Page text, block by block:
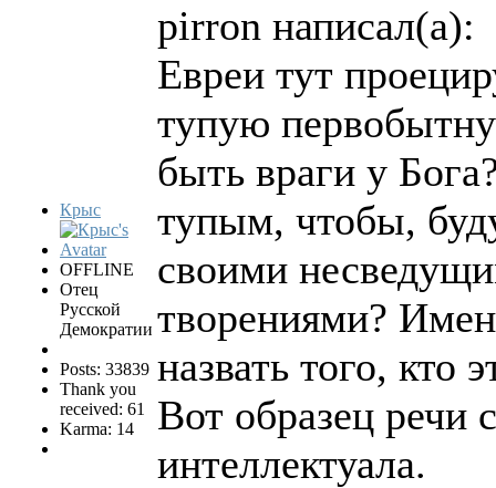
Крыс
OFFLINE
Отец
Русской
Демократии
Posts: 33839
Thank you
received: 61
Karma: 14
pirron написал(а):
Евреи тут
тупую
быть враги у
тупым, чтобы,
своими
творениями?
назвать того, кто
Вот образец речи
интеллектуала.